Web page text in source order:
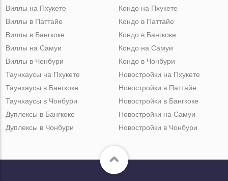
Виллы на Пхукете
Виллы в Паттайе
Виллы в Бангкоке
Виллы на Самуи
Виллы в Чонбури
Кондо на Пхукете
Кондо в Паттайе
Кондо в Бангкоке
Кондо на Самуи
Кондо в Чонбури
Таунхаусы на Пхукете
Таунхаусы в Бангкоке
Таунхаусы в Чонбури
Дуплексы в Бангкоке
Дуплексы в Чонбури
Новостройки на Пхукете
Новостройки в Паттайе
Новостройки в Бангкоке
Новостройки на Самуи
Новостройки в Чонбури